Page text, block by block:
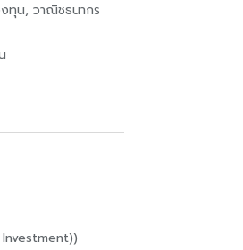
ทุน, วาณิชธนากร